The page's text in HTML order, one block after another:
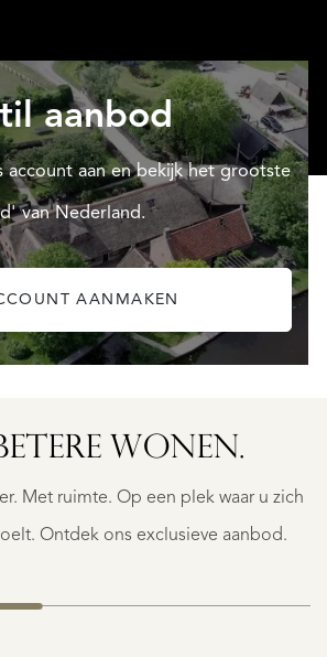
aanbod
account aan en bekijk het grootste
van Nederland.
AANMAKEN
WONEN.
Met ruimte. Op een plek waar u zich
Ontdek ons exclusieve aanbod.
INDIGO
$